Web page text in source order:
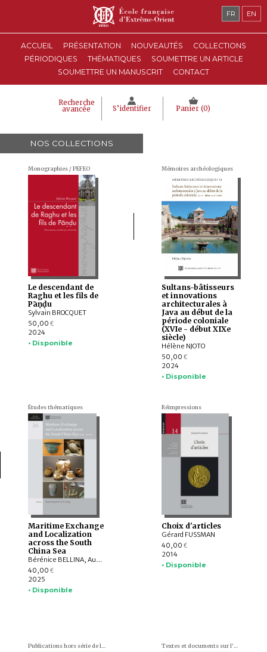
ACCUEIL PRÉSENTATION NOUVEAUTÉS
COLLECTIONS
PÉRIODIQUES
THÉMATIQUES
SOUMETTRE UN ARTICLE
SOUMETTRE UN MANUSCRIT
CONTACT
Recherche
avancée S’identifier Panier (0)
FR EN
NOS COLLECTIONS
Monographies / PEFEO
Le descendant de
Raghu et les fils de
Pāṇḍu
Sylvain BROCQUET
50,00 €
2024
• Disponible
Mémoires archéologiques
Sultans-bâtisseurs
et innovations
architecturales à
Java au début de la
période coloniale
(XVIe - début XIXe
siècle)
Hélène NJOTO
50,00 €
2024
• Disponible
Études thématiques
Maritime Exchange
and Localization
across the South
China Sea
Bérénice BELLINA, Aude FAVEREAU, LÂM Thị Mỹ Dung, YAMAGATA Mariko, Frank MUYARD, LIU Yi-chang, Krisztina KINGA HOPPÁL, Stephen CHIA MING SOON, SHIUNG Chung-ching, MIYAMA Emily, CHAO Chin-yung, CHUNG Kuo-feng, WANG Kuan-Wen, Caroline JACKSON, LIU Jiun-Yu
40,00 €
2025
• Disponible
Réimpressions
Choix d'articles
Gérard FUSSMAN
40,00 €
2014
• Disponible
Publications hors série de l'École française d'Extrême-Orient Textes et documents sur l'Indochine